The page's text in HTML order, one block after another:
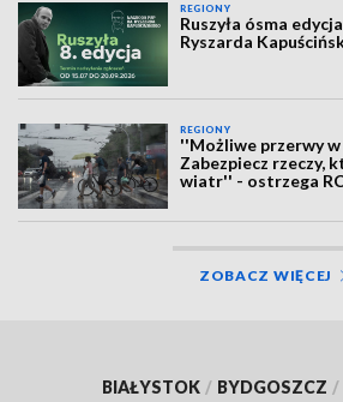
REGIONY
Ruszyła ósma
Ryszarda
REGIONY
''Możliwe przerwy
Zabezpiecz rzeczy,
wiatr'' - ostrzega
ZOBACZ WIĘCEJ
BIAŁYSTOK / BYDGOSZCZ /